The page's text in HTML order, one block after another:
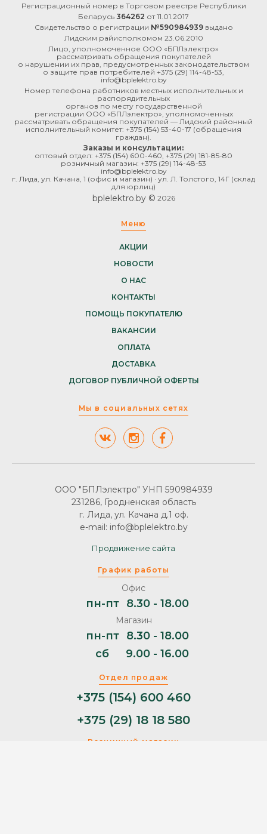
Регистрационный номер в Торговом реестре Республики
Беларусь 364262 от 11.01.2017
Свидетельство о регистрации №590984939выдано
Лидским райисполкомом 23.06.2010
Лицо, уполномоченное ООО «БПЛэлектро»
рассматривать обращения покупателей
о нарушении их прав, предусмотренных законодательством
о защите прав потребителей +375 (29) 114-48-53
info@bplelektro.by
Номер телефона работников местных исполнительных и
распорядительных
органов по месту государственной
регистрации ООО «БПЛэлектро», уполномоченных
рассматривать обращения покупателей — Лидский районный
исполнительный комитет: +375 (154) 53-40-17 (обращения
граждан).
Заказы и консультации:
оптовый отдел: +375 (154) 600-460 +375 (29) 181-85-80
розничный магазин: +375 (29) 114-48-53
info@bplelektro.by
г. Лида, ул. Качана, 1 (офис и магазин) · ул. Л. Толстого, 14Г (склад
для юрлиц)
bplelektro.by © 2026
Меню
АКЦИИ
НОВОСТИ
О НАС
КОНТАКТЫ
ПОМОЩЬ ПОКУПАТЕЛЮ
ВАКАНСИИ
ОПЛАТА
ДОСТАВКА
ДОГОВОР ПУБЛИЧНОЙ ОФЕРТЫ
Мы в социальных сетях
Отдел продаж
+375 (154) 600 460
+375 (29) 18 18 580
Розничный магазин
График работы
Офис
пн-пт 8.30 - 18.00
Магазин
пн-пт
8.30 - 18.00
сб
9.00 - 16.00
ООО "БПЛэлектро" УНП 590984939
231286, Гродненская область
г. Лида, ул. Качана д.1 оф.
e-mail: info@bplelektro.by
Продвижение сайта